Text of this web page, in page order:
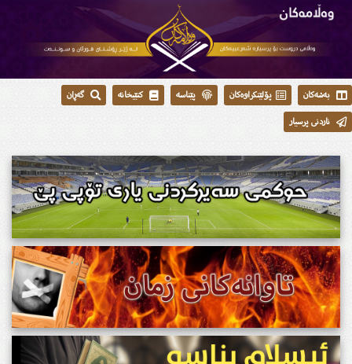
بەشەکان پۆلێنکراوەکان پێناسە کتێبخانە
گەڕان
ناردنی پرسیار